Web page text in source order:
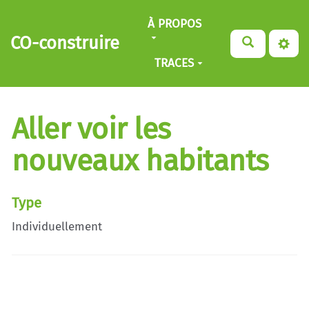
Aller au contenu principal
CO-construire
À PROPOS
TRACES
Aller voir les
nouveaux habitants
Type
Individuellement